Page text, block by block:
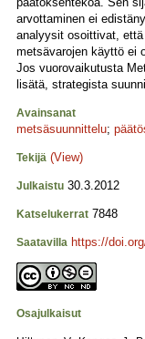
arvottaminen ei
analyysit osoittivat,
metsävarojen käyttö ei
Jos vuorovaikutusta
lisätä, strategista
Avainsanat
metsäsuunnittelu;
Tekijä (View)
Julkaistu 30.3.2012
Katselukerrat 7848
Saatavilla https://
Osajulkaisut